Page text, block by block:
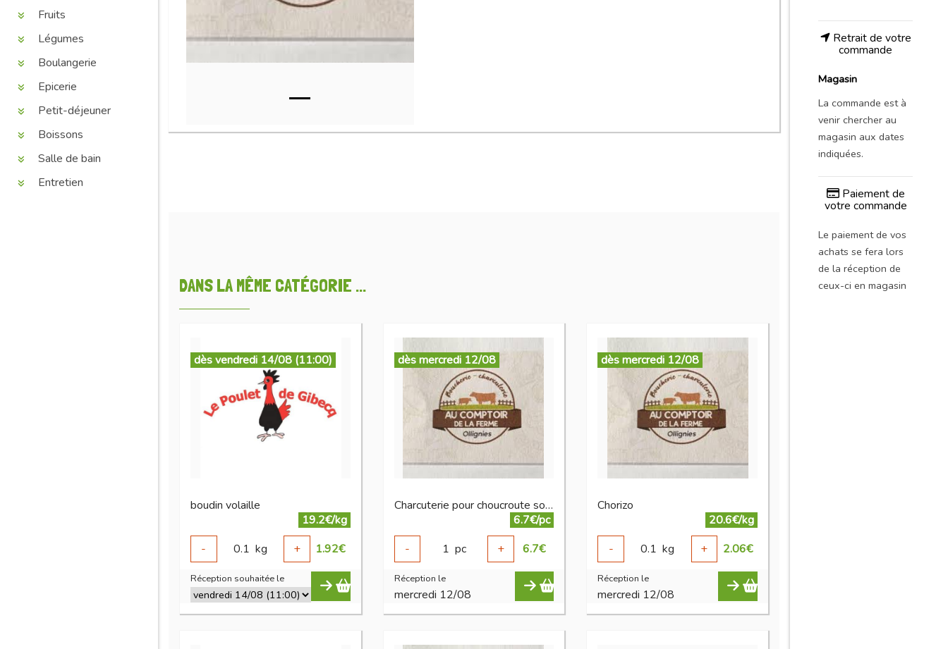
Fruits
Légumes
Boulangerie
Epicerie
Petit-déjeuner
Boissons
Salle de bain
Entretien
DANS LA MÊME CATÉGORIE ...
dès vendredi 14/08 (11:00)
boudin volaille
19.2€/kg
-
0.1 kg + 1.92€
Réception souhaitée le
dès mercredi 12/08
Charcuterie pour choucroute sous vide (+- 500 g)
6.7€/pc
-
1 pc + 6.7€
Réception le
mercredi 12/08
dès mercredi 12/08
Chorizo
20.6€/kg
-
0.1 kg + 2.06€
Réception le
mercredi 12/08
Retrait de votre
commande
Magasin
La commande est à
venir chercher au
magasin aux dates
indiquées.
Paiement de
votre commande
Le paiement de vos
achats se fera lors
de la réception de
ceux-ci en magasin